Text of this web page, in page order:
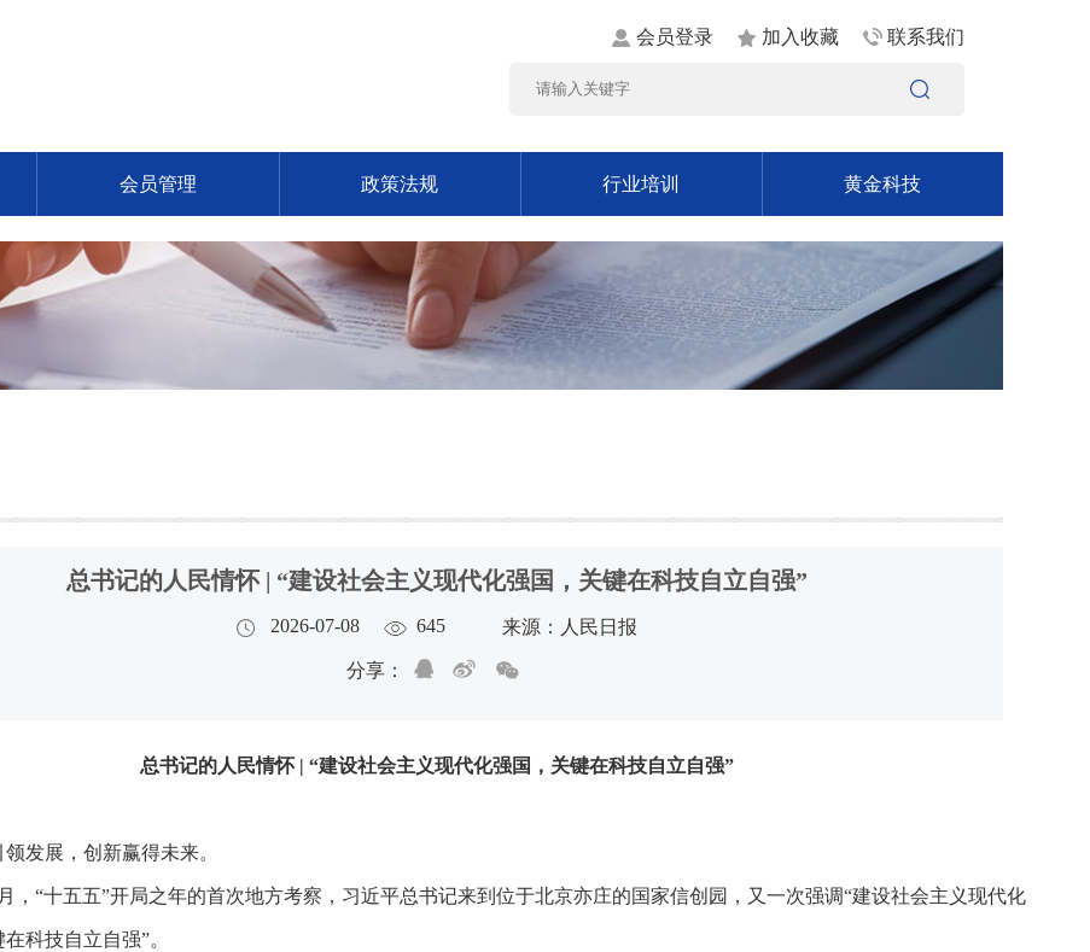
会员登录 加入收藏 联系我们
会员管理 政策法规 行业培训 黄金科技
总书记的人民情怀 | “建设社会主义现代化强国，关键在科技自立自强”
2026-07-08 645 来源：人民日报
分享：
总书记的人民情怀 | “建设社会主义现代化强国，关键在科技自立自强”
发展，创新赢得未来。
，“十五五”开局之年的首次地方考察，习近平总书记来到位于北京亦庄的国家信创园，又一次强调“建设社会主义现代化
科技自立自强”。